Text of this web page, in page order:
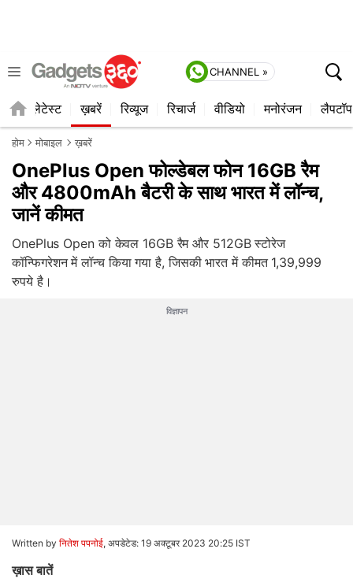
CHANNEL »
लेटेस्ट ख़बरें रिव्यूज रिचार्ज वीडियो मनोरंजन लैपटॉप
होम मोबाइल ख़बरें
OnePlus Open फोल्डेबल फोन 16GB रैम
और 4800mAh बैटरी के साथ भारत में लॉन्च,
जानें कीमत
OnePlus Open को केवल 16GB रैम और 512GB स्टोरेज
कॉन्फिगरेशन में लॉन्च किया गया है, जिसकी भारत में कीमत 1,39,999
रुपये है।
विज्ञापन
Written by नितेश पपनोई, अपडेटेड: 19 अक्टूबर 2023 20:25 IST
ख़ास बातें